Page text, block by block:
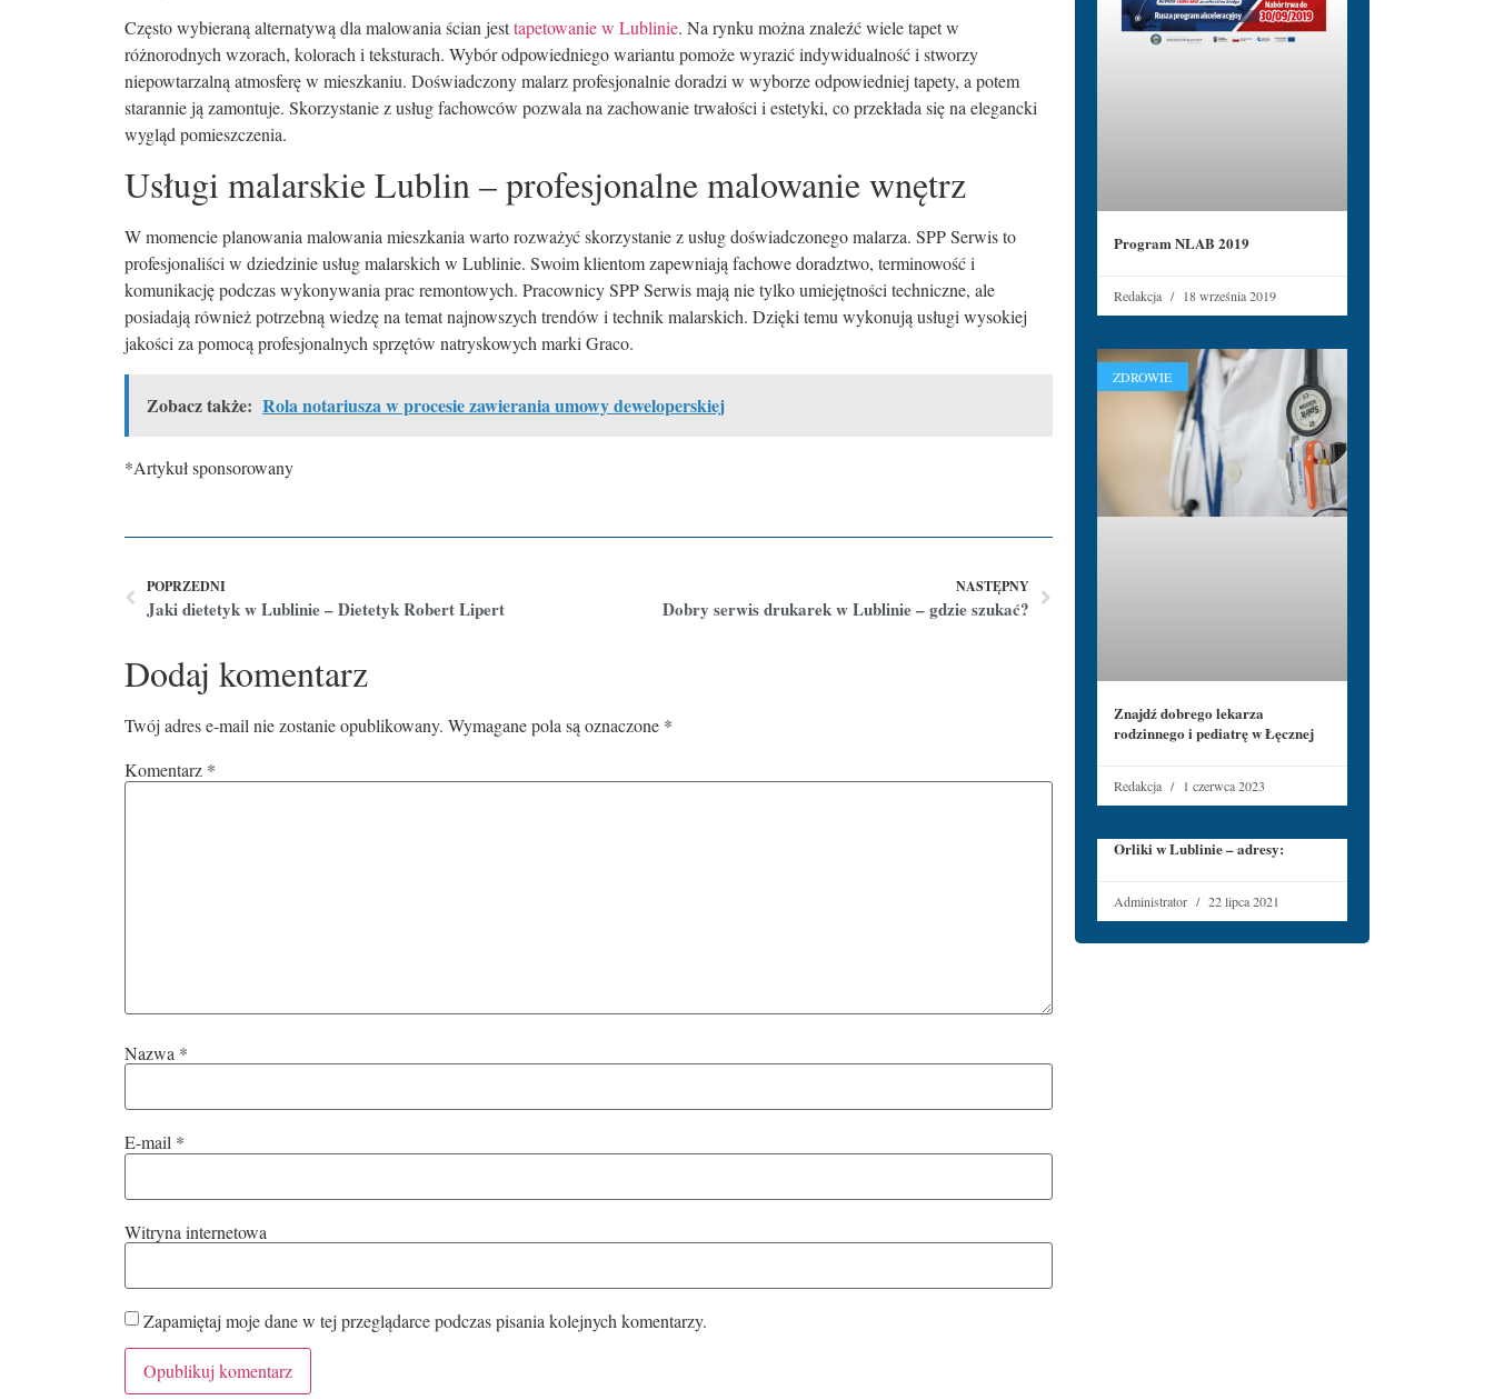
Często wybieraną alternatywą dla malowania ścian jesttapetowanie w Lublinie. Na rynku można znaleźć wiele tapet w
różnorodnych wzorach, kolorach i teksturach. Wybór odpowiedniego wariantu pomoże wyrazić indywidualność i stworzy
niepowtarzalną atmosferę w mieszkaniu. Doświadczony malarz profesjonalnie doradzi w wyborze odpowiedniej tapety, a potem
starannie ją zamontuje. Skorzystanie z usług fachowców pozwala na zachowanie trwałości i estetyki, co przekłada się na elegancki
wygląd pomieszczenia.
Usługi malarskie Lublin – profesjonalne malowanie wnętrz
W momencie planowania malowania mieszkania warto rozważyć skorzystanie z usług doświadczonego malarza. SPP Serwis to
profesjonaliści w dziedzinie usług malarskich w Lublinie. Swoim klientom zapewniają fachowe doradztwo, terminowość i
komunikację podczas wykonywania prac remontowych. Pracownicy SPP Serwis mają nie tylko umiejętności techniczne, ale
posiadają również potrzebną wiedzę na temat najnowszych trendów i technik malarskich. Dzięki temu wykonują usługi wysokiej
jakości za pomocą profesjonalnych sprzętów natryskowych marki Graco.
Zobacz także: Rola notariusza w procesie zawierania umowy deweloperskiej
*Artykuł sponsorowany
POPRZEDNI
Jaki dietetyk w Lublinie – Dietetyk Robert Lipert
NASTĘPNY
Dobry serwis drukarek w Lublinie – gdzie szukać?
Dodaj komentarz
Twój adres e-mail nie zostanie opublikowany. Wymagane pola są oznaczone *
Komentarz *
Nazwa *
E-mail *
Witryna internetowa
Zapamiętaj moje dane w tej przeglądarce podczas pisania kolejnych komentarzy.
Program NLAB 2019
Redakcja 18 września 2019
ZDROWIE
Znajdź dobrego lekarza
rodzinnego i pediatrę w Łęcznej
Redakcja 1 czerwca 2023
Orliki w Lublinie – adresy:
Administrator 22 lipca 2021